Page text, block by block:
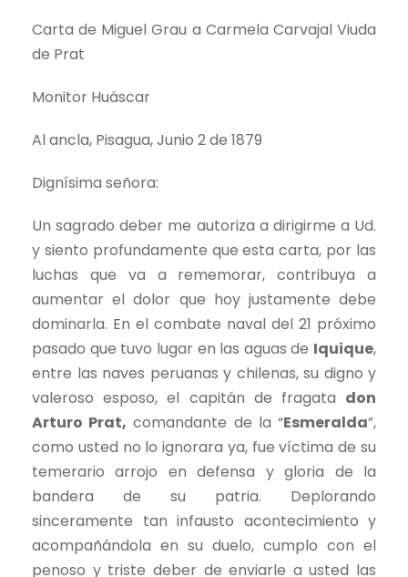
Carta de Miguel Grau a Carmela Carvajal Viuda
de Prat
Monitor Huáscar
Al ancla, Pisagua, Junio 2 de 1879
Dignísima señora:
Un sagrado deber me autoriza a dirigirme a Ud.
y siento profundamente que esta carta, por las
luchas que va a rememorar, contribuya a
aumentar el dolor que hoy justamente debe
dominarla. En el combate naval del 21 próximo
pasado que tuvo lugar en las aguas de Iquique,
entre las naves peruanas y chilenas, su digno y
valeroso esposo, el capitán de fragata don
Arturo Prat, comandante de la “Esmeralda”,
como usted no lo ignorara ya, fue víctima de su
temerario arrojo en defensa y gloria de la
bandera de su patria. Deplorando
sinceramente tan infausto acontecimiento y
acompañándola en su duelo, cumplo con el
penoso y triste deber de enviarle a usted las